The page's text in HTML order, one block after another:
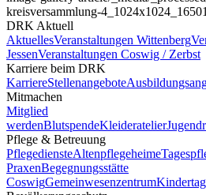
kreisversammlung-
DRK Aktuell
AktuellesVeranstaltungen Wittenberg
JessenVeranstaltungen Coswig / Zerbst
Karriere beim DRK
KarriereStellenangebote
Mitmachen
Mitglied
werdenBlutspendeKleideratelier
Pflege & Betreuung
PflegediensteAltenpflegeheime
PraxenBegegnungsstätte
CoswigGemeinwesenzentrum